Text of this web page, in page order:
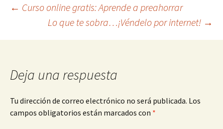
Navegación
de
entradas
← Curso online gratis: Aprende a preahorrar
Lo que te sobra…¡Véndelo por internet! →
Deja una respuesta
Tu dirección de correo electrónico no será publicada. Los
campos obligatorios están marcados con *